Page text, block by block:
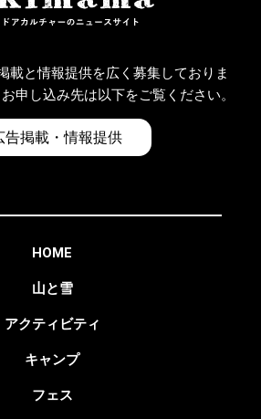
載と情報提供を広く募集しておりま
申し込み先は以下をご覧ください。
告掲載・情報提供
HOME
山と雪
アクティビティ
キャンプ
フェス